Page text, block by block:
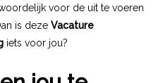
voor de uit te voeren
is deze Vacature
iets voor jou?